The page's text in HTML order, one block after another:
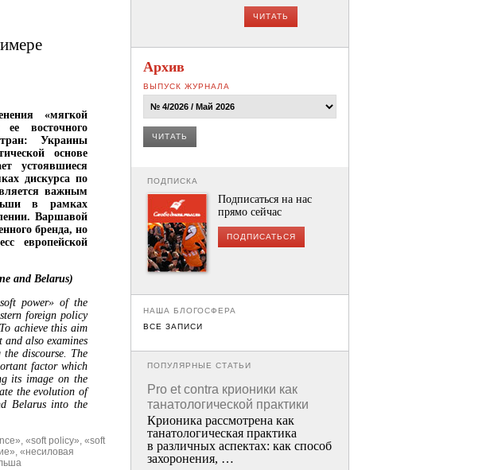
«мягкой
восточного
Украины
основе
ет устоявшиеся
дискурса по
важным
в рамках
Варшавой
бренда, но
европейской
and Belarus)
power» of the
foreign policy
achieve this aim
and also examines
discourse. The
factor which
its image on the
the evolution of
Belarus into the
, «soft policy», «soft
, «несиловая
ЧИТАТЬ
Архив
ВЫПУСК ЖУРНАЛА
ЧИТАТЬ
ПОДПИСКА
Подписаться на нас
прямо сейчас
ПОДПИСАТЬСЯ
НАША БЛОГОСФЕРА
ВСЕ ЗАПИСИ
ПОПУЛЯРНЫЕ СТАТЬИ
Pro et contra крионики как
танатологической практики
Крионика рассмотрена как
танатологическая практика
в различных аспектах: как способ
захоронения, …